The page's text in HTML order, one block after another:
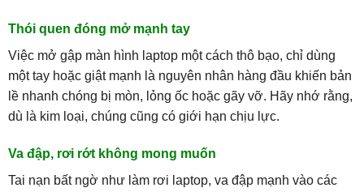
Thói quen đóng mở mạnh tay
Việc mở gập màn hình laptop một cách thô bạo, chỉ dùng
một tay hoặc giật mạnh là nguyên nhân hàng đầu khiến bản
lề nhanh chóng bị mòn, lỏng ốc hoặc gãy vỡ. Hãy nhớ rằng,
dù là kim loại, chúng cũng có giới hạn chịu lực.
Va đập, rơi rớt không mong muốn
Tai nạn bất ngờ như làm rơi laptop, va đập mạnh vào các